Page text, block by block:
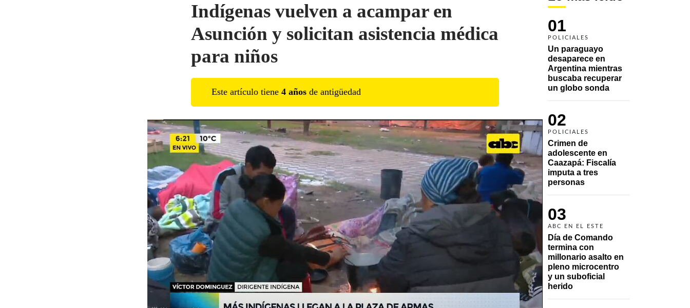
01
POLICIALES
Un paraguayo
desaparece en
Argentina mientras
buscaba recuperar
un globo sonda
02
POLICIALES
Crimen de
adolescente en
Caazapá: Fiscalía
imputa a tres
personas
03
ABC EN EL ESTE
Día de Comando
termina con
millonario asalto en
pleno microcentro
y un suboficial
herido
Indígenas vuelven a acampar en
Asunción y solicitan asistencia médica
para niños
Este artículo tiene 4 años de antigüedad